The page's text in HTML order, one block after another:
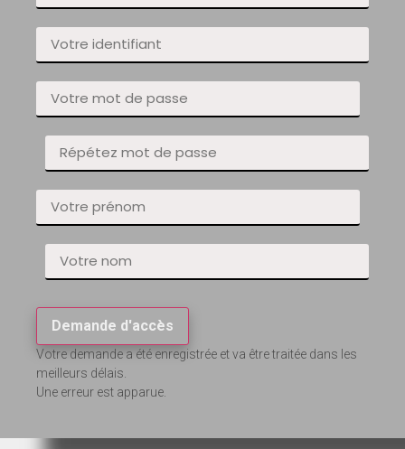
Demande d'accès
Votre demande a été enregistrée et va être traitée dans les
meilleurs délais.
Une erreur est apparue.